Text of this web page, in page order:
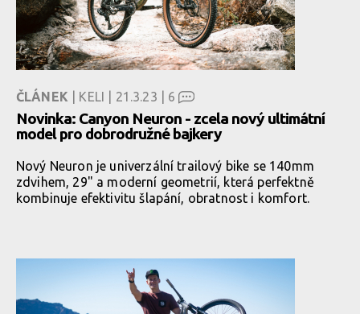
ČLÁNEK | KELI | 21.3.23 | 6
Novinka: Canyon Neuron - zcela nový ultimátní
model pro dobrodružné bajkery
Nový Neuron je univerzální trailový bike se 140mm
zdvihem, 29" a moderní geometrií, která perfektně
kombinuje efektivitu šlapání, obratnost i komfort.